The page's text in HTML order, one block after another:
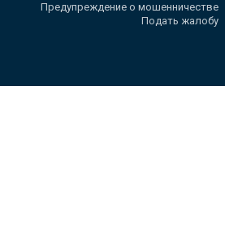
Предупреждение о мошенничестве
Подать жалобу